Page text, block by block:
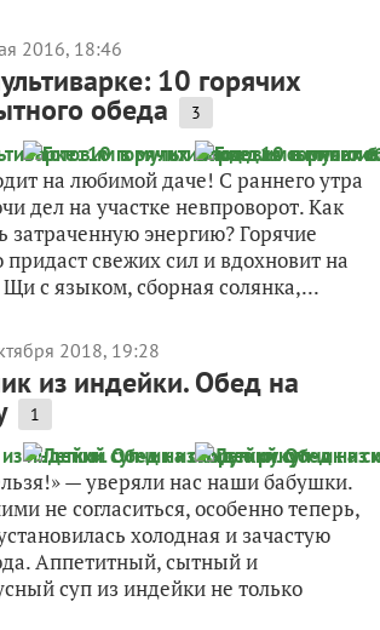
2016, 18:46
10 горячих
обеда 3
на любимой даче! С раннего утра
дел на участке невпроворот. Как
затраченную энергию? Горячие
свежих сил и вдохновит на
с языком, сборная солянка,...
2018, 19:28
из индейки. Обед на
1
— уверяли нас наши бабушки.
не согласиться, особенно теперь,
холодная и зачастую
Аппетитный, сытный и
суп из индейки не только